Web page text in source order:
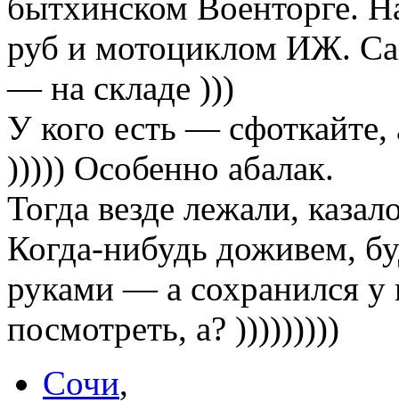
руб и мотоциклом ИЖ.
— на складе )))
У кого есть —
))))) Особенно абалак.
Тогда везде лежали,
Когда-нибудь доживем,
руками — а сохранился у
посмотреть, а? )))))))))
Сочи,